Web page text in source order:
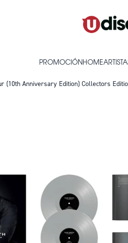
PROMOCIÓNHOME
(10th Anniversary Edition) Collectors